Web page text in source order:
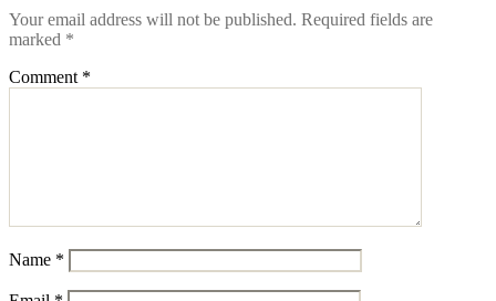
Your email address will not be published. Required fields are
marked *
Comment *
Name *